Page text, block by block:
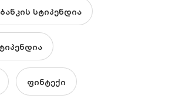
სტიპენდია
ფინტექი